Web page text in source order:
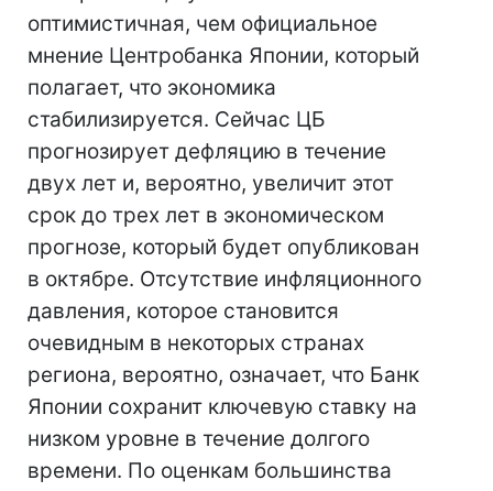
оптимистичная, чем официальное
мнение Центробанка Японии, который
полагает, что экономика
стабилизируется. Сейчас ЦБ
прогнозирует дефляцию в течение
двух лет и, вероятно, увеличит этот
срок до трех лет в экономическом
прогнозе, который будет опубликован
в октябре. Отсутствие инфляционного
давления, которое становится
очевидным в некоторых странах
региона, вероятно, означает, что Банк
Японии сохранит ключевую ставку на
низком уровне в течение долгого
времени. По оценкам большинства